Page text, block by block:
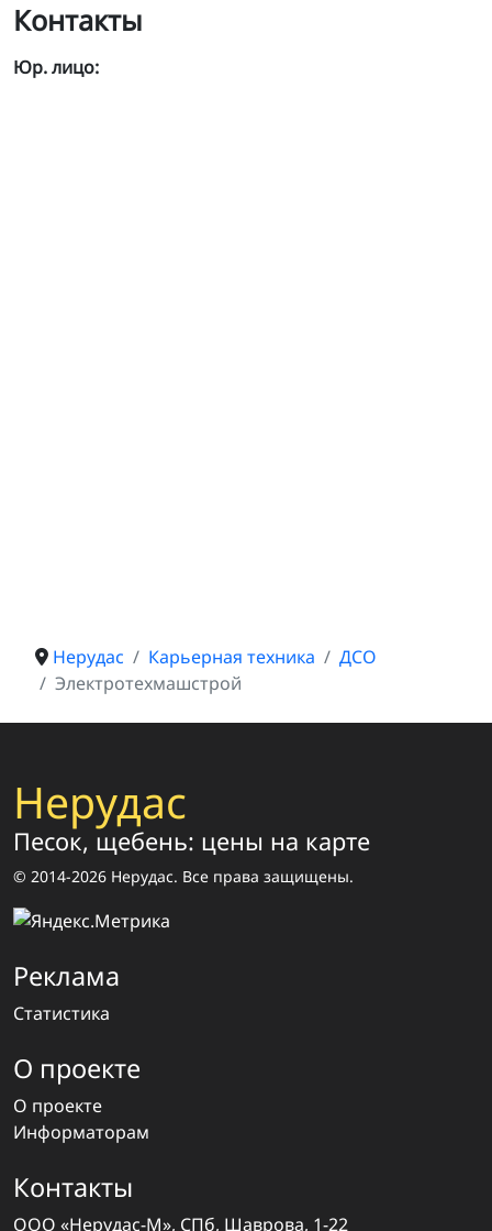
Контакты
Юр. лицо:
Нерудас Карьерная техника
ДСО
Электротехмашстрой
Нерудас
Песок, щебень: цены на карте
© 2014-2026 Нерудас. Все права защищены.
Реклама
Статистика
О проекте
О проекте
Информаторам
Контакты
ООО «Нерудас-М», СПб, Шаврова, 1-22